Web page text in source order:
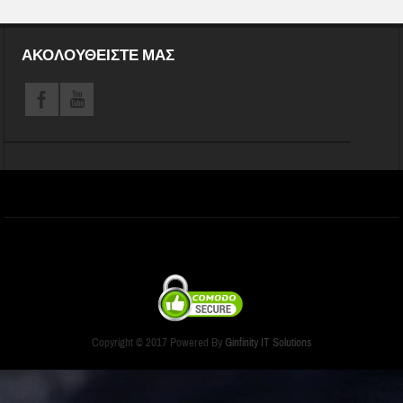
ΑΚΟΛΟΥΘΕΊΣΤΕ ΜΑΣ
Copyright © 2017 Powered By Ginfinity IT Solutions